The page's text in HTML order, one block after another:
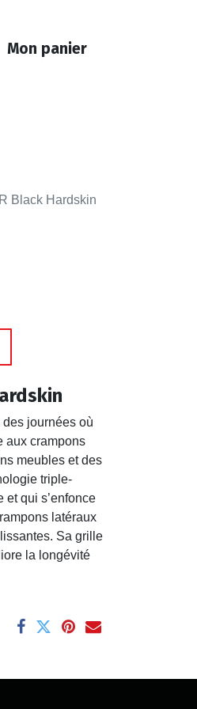
Mon panier
Black Hardskin
journées où
aux crampons
meubles et des
triple-
qui s’enfonce
latéraux
Sa grille
la longévité